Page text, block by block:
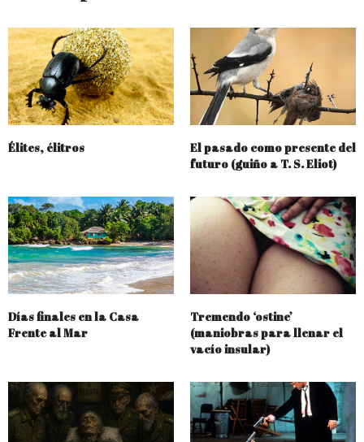
Élites, élitros
El pasado como presente del
futuro (guiño a T. S. Eliot)
Días finales en la Casa
Frente al Mar
Tremendo ‘ostine’
(maniobras para llenar el
vacío insular)